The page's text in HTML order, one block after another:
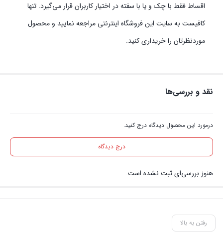
اقساط فقط با چک و یا با سفته در اختیار کاربران قرار می‌گیرد. تنها
کافیست به سایت این فروشگاه اینترنتی مراجعه نمایید و محصول
موردنظرتان را خریداری کنید.
نقد و بررسی‌ها
درمورد این محصول دیدگاه درج کنید.
درج دیدگاه
هنوز بررسی‌ای ثبت نشده است.
رفتن به بالا